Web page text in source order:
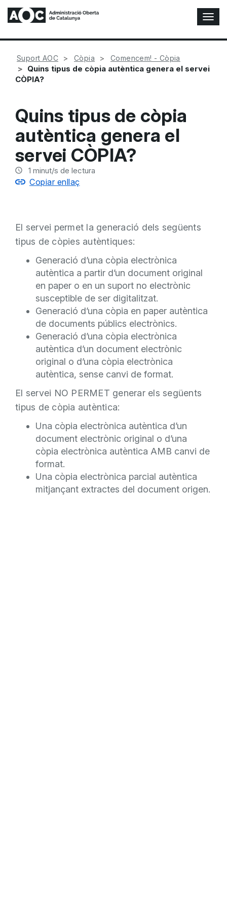
A
l
t
n
Suport AOC Còpia Comencem! - Còpia
Quins tipus de còpia autèntica genera el servei
CÒPIA?
Quins tipus de còpia
autèntica genera el
servei CÒPIA?
1 minut/s de lectura
Copiar enllaç
El servei permet la generació dels següents
tipus de còpies autèntiques:
Generació d’una còpia electrònica
autèntica a partir d’un document original
en paper o en un suport no electrònic
susceptible de ser digitalitzat.
Generació d’una còpia en paper autèntica
de documents públics electrònics.
Generació d’una còpia electrònica
autèntica d’un document electrònic
original o d’una còpia electrònica
autèntica, sense canvi de format.
El servei NO PERMET generar els següents
tipus de còpia autèntica:
Una còpia electrònica autèntica d’un
document electrònic original o d’una
còpia electrònica autèntica AMB canvi de
format.
Una còpia electrònica parcial autèntica
mitjançant extractes del document origen.